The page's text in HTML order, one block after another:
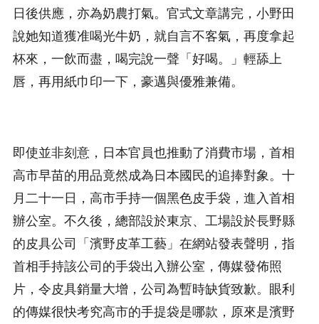
日後供應，亦為奶農打氣。官式文章講完，小野田
說她知道獲准喝光牛奶，就自言不客氣，再度拿起
杯來，一飲而盡，喝完說一聲「好喝。」輕舔上
唇，再用紙巾印一下，豪邁與優雅兼備。
即使並非刻意，日本官員也推動了消費市場，首相
高市早苗的用品竟然成為日本國民的追捧對象。十
月二十一日，高市手持一個黑色皮手袋，進入首相
辦公室。不久後，總部設於東京、工場設於長野縣
的皮具公司「濱野皮革工藝」在網站發表聲明，指
首相手持該公司的手袋出入辦公室，傳媒發佈照
片，令皮具銷量大增，公司為暫時缺貨致歉。眼利
的傳媒很快考究高市的手提袋是哪款，原來是濱野